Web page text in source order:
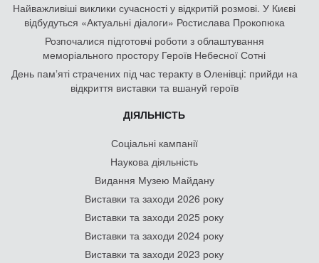
Найважливіші виклики сучасності у відкритій розмові. У Києві
відбудуться «Актуальні діалоги» Ростислава Прокопюка
Розпочалися підготовчі роботи з облаштування
меморіального простору Героїв Небесної Сотні
День памʼяті страчених під час теракту в Оленівці: прийди на
відкриття виставки та вшануй героїв
ДІЯЛЬНІСТЬ
Соціальні кампанії
Наукова діяльність
Видання Музею Майдану
Виставки та заходи 2026 року
Виставки та заходи 2025 року
Виставки та заходи 2024 року
Виставки та заходи 2023 року